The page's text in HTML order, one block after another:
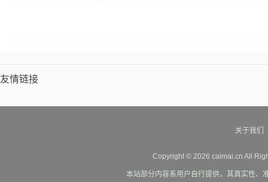
友情链接
关于我们
Copyright © 2026 caimai.cn All
本站部分内容系用户自行提供，其真实性、